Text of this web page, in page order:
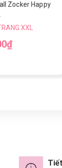
Zocker Happy